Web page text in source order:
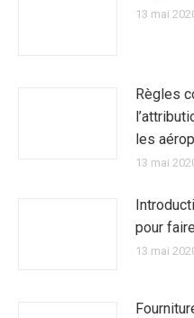
13 mai
Règles
les
13 mai
pour
13 mai